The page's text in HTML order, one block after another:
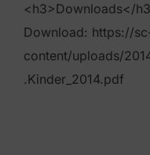
<h3>Downloads</
Download: https://
content/uploads/
.Kinder_2014.pdf